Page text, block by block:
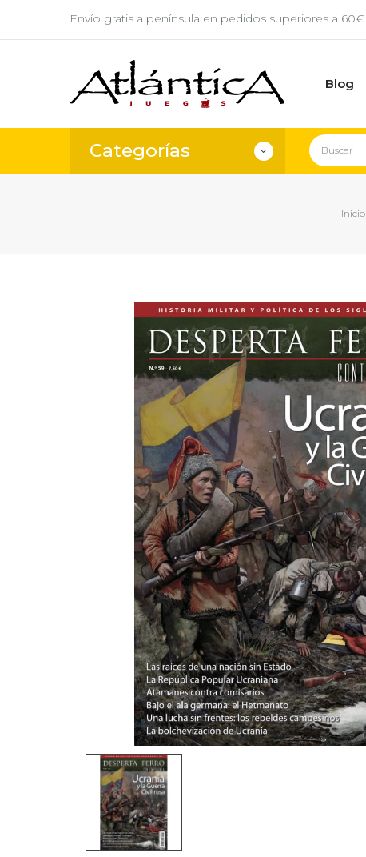
Envío gratis a península en pedidos superiores a 60€
Blog
Categorías
Inicio